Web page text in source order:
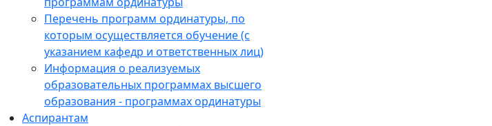
Перечень программ ординатуры, по
которым осуществляется обучение (с
указанием кафедр и ответственных лиц)
Информация о реализуемых
образовательных программах высшего
образования - программах ординатуры
Аспирантам